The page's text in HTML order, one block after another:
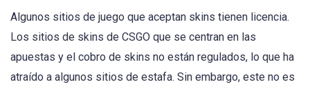
Algunos sitios de juego que aceptan skins tienen licencia.
Los sitios de skins de CSGO que se centran en las
apuestas y el cobro de skins no están regulados, lo que ha
atraído a algunos sitios de estafa. Sin embargo, este no es